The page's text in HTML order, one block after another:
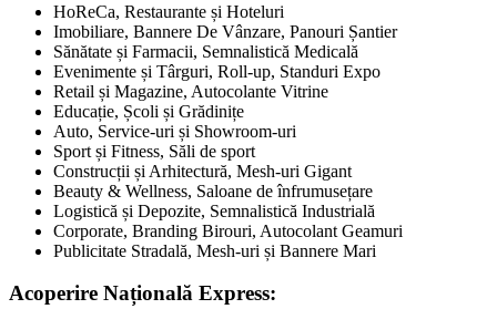
HoReCa, Restaurante și Hoteluri
Imobiliare, Bannere De Vânzare, Panouri Șantier
Sănătate și Farmacii, Semnalistică Medicală
Evenimente și Târguri, Roll-up, Standuri Expo
Retail și Magazine, Autocolante Vitrine
Educație, Școli și Grădinițe
Auto, Service-uri și Showroom-uri
Sport și Fitness, Săli de sport
Construcții și Arhitectură, Mesh-uri Gigant
Beauty & Wellness, Saloane de înfrumusețare
Logistică și Depozite, Semnalistică Industrială
Corporate, Branding Birouri, Autocolant Geamuri
Publicitate Stradală, Mesh-uri și Bannere Mari
Acoperire Națională Express: